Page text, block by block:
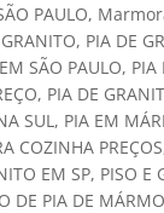
PAULO,
, PIA DE
SÃO PAULO, PIA
, PIA DE
SUL, PIA EM
COZINHA PREÇOS
EM SP, PISO E
DE PIA DE